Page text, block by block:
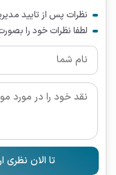
نظرات پس از تایید
لطفا نظرات خود را
تا الان نظری